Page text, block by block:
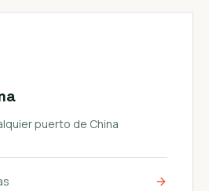
puerto de China